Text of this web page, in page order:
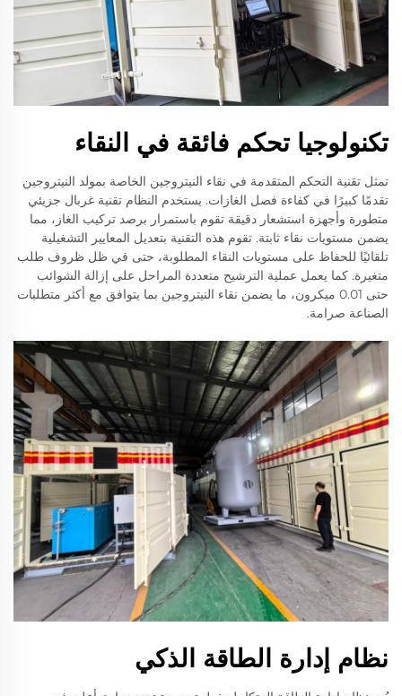
تكنولوجيا تحكم فائقة في النقاء
تمثل تقنية التحكم المتقدمة في نقاء النيتروجين الخاصة بمولد النيتروجين
تقدمًا كبيرًا في كفاءة فصل الغازات. يستخدم النظام تقنية غربال جزيئي
متطورة وأجهزة استشعار دقيقة تقوم باستمرار برصد تركيب الغاز، مما
يضمن مستويات نقاء ثابتة. تقوم هذه التقنية بتعديل المعايير التشغيلية
تلقائيًا للحفاظ على مستويات النقاء المطلوبة، حتى في ظل ظروف طلب
متغيرة. كما يعمل عملية الترشيح متعددة المراحل على إزالة الشوائب
حتى 0.01 ميكرون، ما يضمن نقاء النيتروجين بما يتوافق مع أكثر متطلبات
الصناعة صرامة.
نظام إدارة الطاقة الذكي